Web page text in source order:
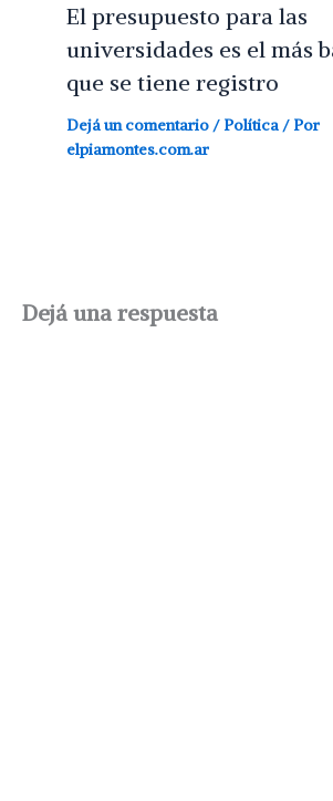
El presupuesto para las
universidades es el más
que se tiene registro
Dejá un comentario /Política / Por
elpiamontes.com.ar
Dejá una respuesta